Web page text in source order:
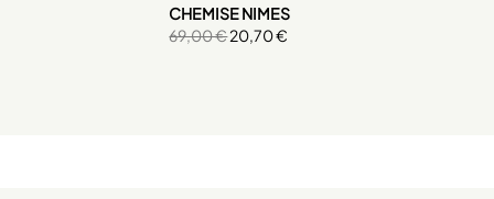
CHEMISE NIMES
69,00 €20,70 €